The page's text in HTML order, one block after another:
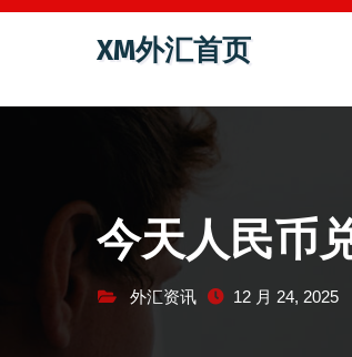
跳
容
XM外汇首页
今天人民币
外汇资讯 12 月 24, 2025